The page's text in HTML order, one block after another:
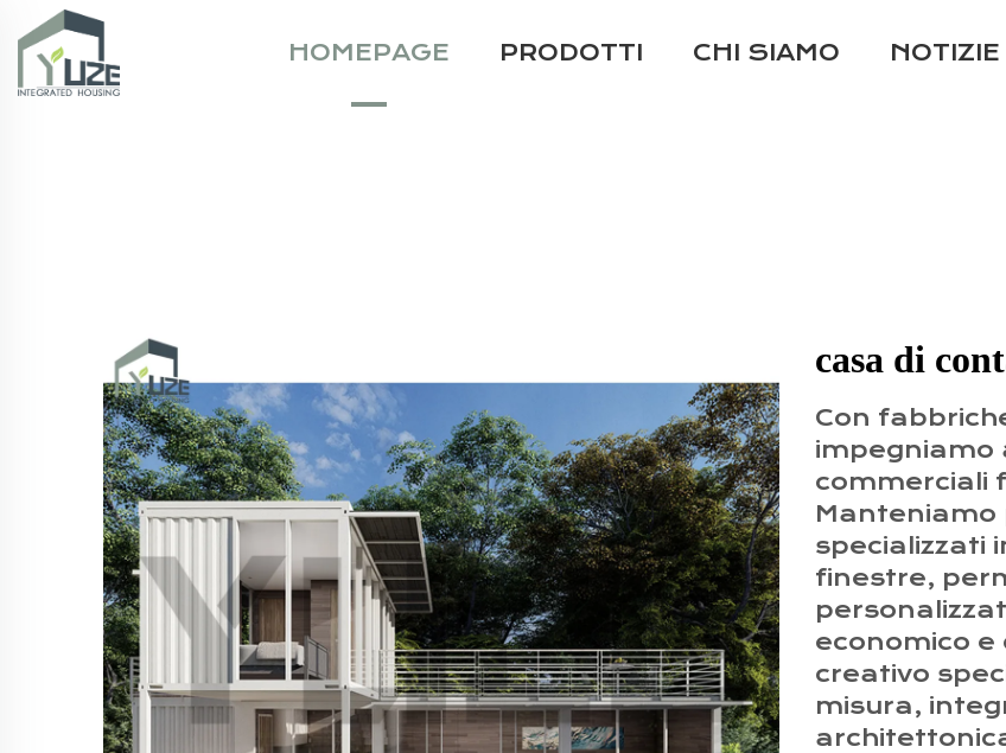
HOMEPAGE PRODOTTI CHI SIAMO NOTIZIE
casa di
Con
impegniamo
commerciali
specializzati
finestre,
economico e
creativo
misura,